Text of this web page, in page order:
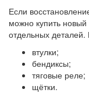
Если
можно купить новый
отдельных деталей.
втулки;
бендиксы;
тяговые реле;
щётки.